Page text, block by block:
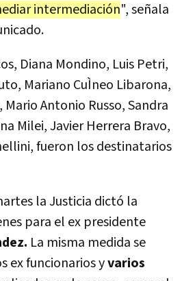
intermediación", señala
Diana Mondino, Luis Petri,
Mariano CuÌneo Libarona,
Antonio Russo, Sandra
Milei, Javier Herrera Bravo,
fueron los destinatarios
la Justicia dictó la
para el ex presidente
La misma medida se
ex funcionarios yvarios